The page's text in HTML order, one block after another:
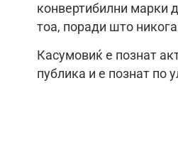
конвертибилни марки
тоа, поради што
Касумовиќ е познат
публика и е познат по